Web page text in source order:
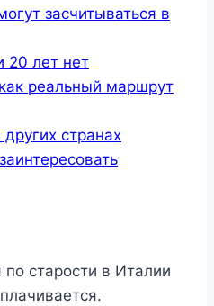
засчитываться в
20 лет нет
реальный маршрут
странах
старости в Италии